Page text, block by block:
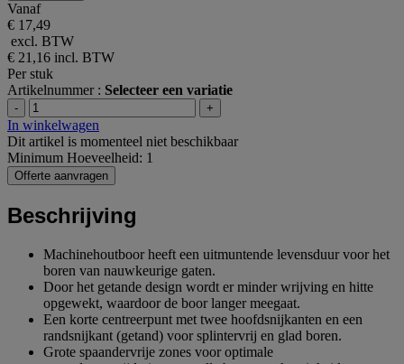
Vanaf
€ 17,49
excl. BTW
€ 21,16 incl. BTW
Per stuk
Artikelnummer : Selecteer een variatie
- +
In winkelwagen
Dit artikel is momenteel niet beschikbaar
Minimum Hoeveelheid: 1
Offerte aanvragen
Beschrijving
Machinehoutboor heeft een uitmuntende levensduur voor het
boren van nauwkeurige gaten.
Door het getande design wordt er minder wrijving en hitte
opgewekt, waardoor de boor langer meegaat.
Een korte centreerpunt met twee hoofdsnijkanten en een
randsnijkant (getand) voor splintervrij en glad boren.
Grote spaandervrije zones voor optimale